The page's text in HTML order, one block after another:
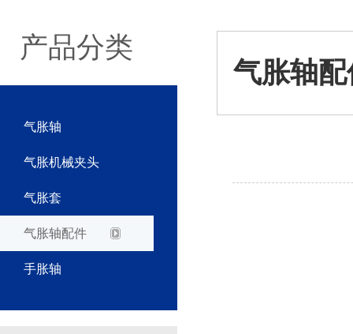
产品分类
气胀轴
气胀机械夹头
气胀套
气胀轴配件
手胀轴
气胀轴配